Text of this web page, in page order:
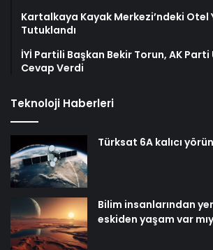
Kartalkaya Kayak Merkezi’ndeki Otel
Tutuklandı
İYİ Partili Başkan Bekir Torun, AK
Cevap Verdi
Teknoloji Haberleri
Türksat 6A kalıcı
Bilim insanlarından
eskiden yaşam var